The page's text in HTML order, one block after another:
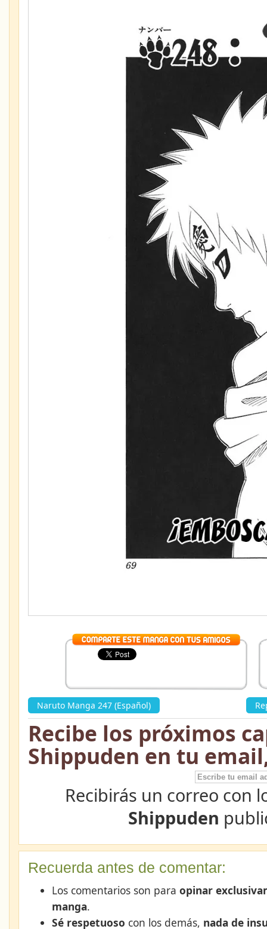
Naruto Manga 247 (Español)
Recibe los próximos
Shippuden en tu
Recibirás un correo con
Shippuden
Recuerda antes de comentar:
Los comentarios son para opinar
manga.
Sé respetuoso con los demás, nada de